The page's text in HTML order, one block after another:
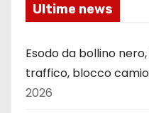
Ultime news
Esodo da bollino
traffico, blocco
2026